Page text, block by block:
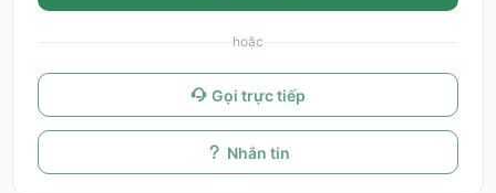
hoặc
Gọi trực tiếp
Nhắn tin